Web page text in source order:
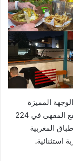
المميزة
لمحبي المذاق المغربي الأصيل بروح عصرية. يقع المقهى في 224
المغربية
استثنائية.